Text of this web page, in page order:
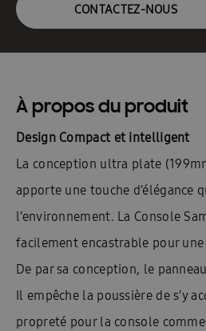
CONTACTEZ-NOUS
À propos du produit
Design Compact et intelligent
La conception ultra plate
apporte une touche d’élégance
l’environnement. La Console
facilement encastrable pour
De par sa conception, le
Il empêche la poussière de s’y
propreté pour la console